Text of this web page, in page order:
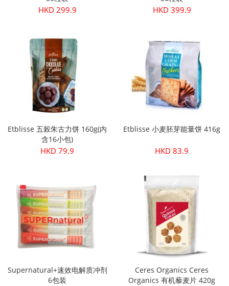
HKD 299.9 HKD 399.9
Etblisse 五榖朱古力饼 160g(内
含16小包)
HKD 79.9
Etblisse 小麦胚芽能量饼 416g
HKD 83.9
Supernatural+速效电解质冲剂
6包装
Ceres Organics Ceres
Organics 有机藜麦片 420g